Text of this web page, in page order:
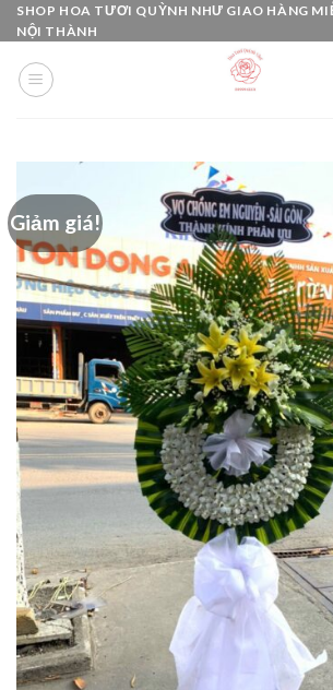
Skip
to
content
SHOP HOA TƯƠI QUỲNH NHƯ GIAO HÀNG
NỘI THÀNH
Giảm giá!